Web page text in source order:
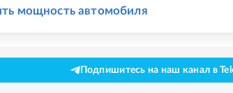
мощность автомобиля
Подпишитесь на наш канал в